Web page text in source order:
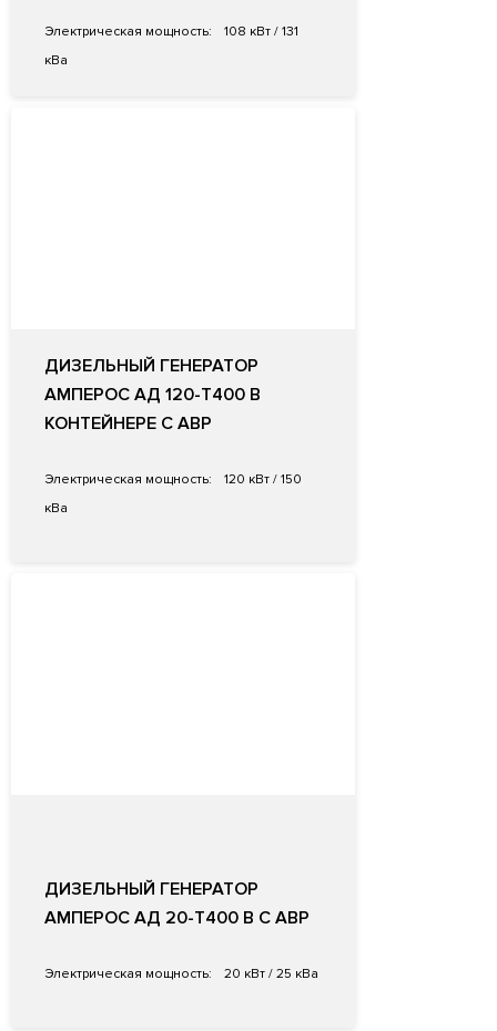
Электрическая мощность:
108 кВт / 131
кВа
ДИЗЕЛЬНЫЙ ГЕНЕРАТОР
АМПЕРОС АД 120-Т400 В
КОНТЕЙНЕРЕ С АВР
Электрическая мощность:
120 кВт / 150
кВа
ДИЗЕЛЬНЫЙ ГЕНЕРАТОР
АМПЕРОС АД 20-Т400 B С АВР
Электрическая мощность: 20 кВт / 25 кВа